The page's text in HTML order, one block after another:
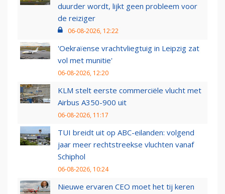
duurder wordt, lijkt geen probleem voor
de reiziger
06-08-2026, 12:22
'Oekraïense vrachtvliegtuig in Leipzig zat
vol met munitie'
06-08-2026, 12:20
KLM stelt eerste commerciële vlucht met
Airbus A350-900 uit
06-08-2026, 11:17
TUI breidt uit op ABC-eilanden: volgend
jaar meer rechtstreekse vluchten vanaf
Schiphol
06-08-2026, 10:24
Nieuwe ervaren CEO moet het tij keren